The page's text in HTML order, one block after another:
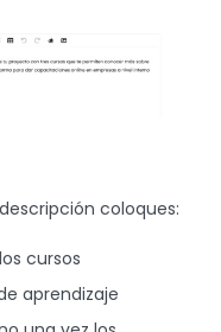
coloques:
cursos
aprendizaje